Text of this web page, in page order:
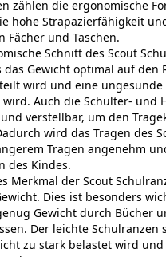
zählen die ergonomische
hohe Strapazierfähigkeit
Fächer und Taschen.
Schnitt des Scout
das Gewicht optimal auf den
wird und eine ungesunde
Auch die Schulter- und
verstellbar, um den
wird das Tragen des
Tragen angenehm
des Kindes.
Merkmal der Scout
Dies ist besonders
Gewicht durch Bücher
Der leichte Schulranzen
zu stark belastet wird